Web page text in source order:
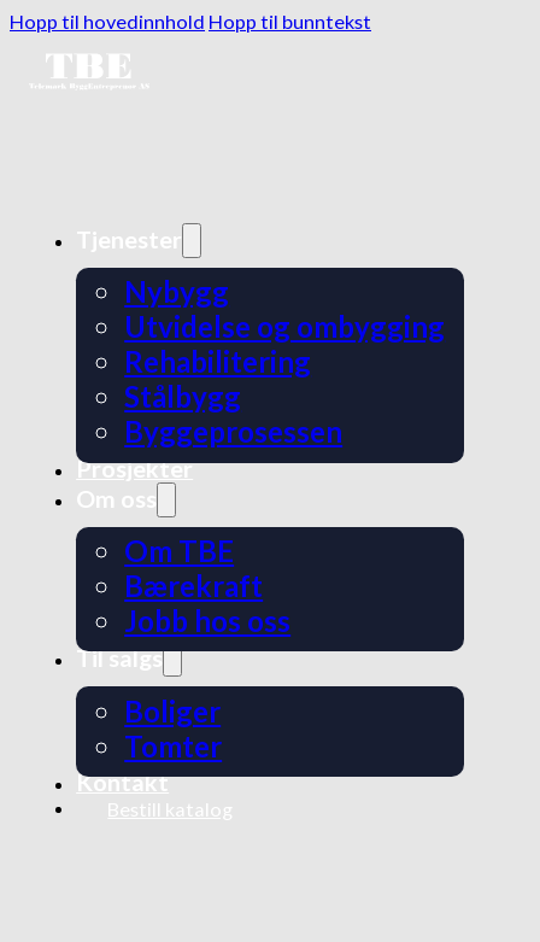
Hopp til hovedinnhold Hopp til bunntekst
Tjenester
Nybygg
Utvidelse og ombygging
Rehabilitering
Stålbygg
Byggeprosessen
Prosjekter
Om oss
Om TBE
Bærekraft
Jobb hos oss
Til salgs
Boliger
Tomter
Kontakt
Bestill katalog